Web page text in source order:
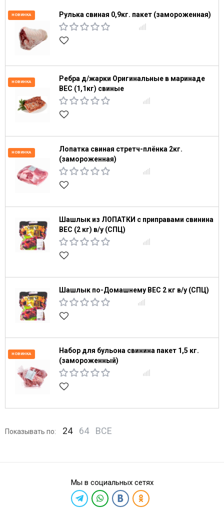
НОВИНКА Рулька свиная 0,9кг. пакет (замороженная)
НОВИНКА
Ребра д/жарки Оригинальные в маринаде
ВЕС (1,1кг) свиные
НОВИНКА
Лопатка свиная стретч-плёнка 2кг.
(замороженная)
Шашлык из ЛОПАТКИ с приправами свинина
ВЕС (2 кг) в/у (СПЦ)
Шашлык по-Домашнему ВЕС 2 кг в/у (СПЦ)
НОВИНКА
Набор для бульона свинина пакет 1,5 кг.
(замороженный)
Показывать по: 24 64 ВСЕ
Мы в социальных сетях